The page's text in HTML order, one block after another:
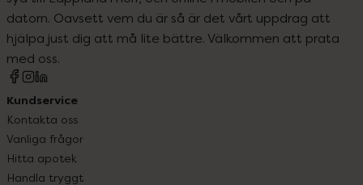
datorn. Oavsett vem du är så är det vårt uppdrag att
hjälpa just dig att må lite bättre. Välkommen att prata
med oss.
Kundservice
Kontakta oss
Vanliga frågor
Hitta apotek
Handla tryggt